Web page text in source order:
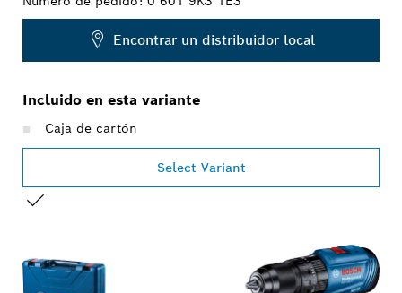
Encontrar un distribuidor local
Incluido en esta variante
Caja de cartón
Select Variant